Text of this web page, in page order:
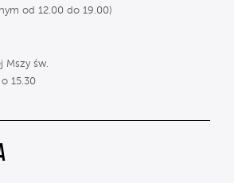
od 12.00 do 19.00)
Mszy św.
15.30